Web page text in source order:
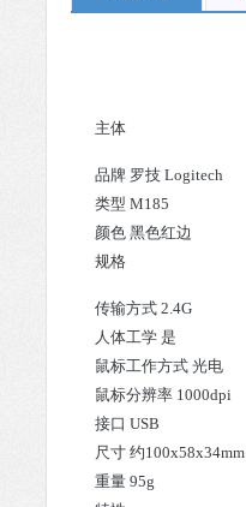
主体
品牌 罗技 Logitech
类型 M185
颜色 黑色红边
规格
传输方式 2.4G
人体工学 是
鼠标工作方式 光电
鼠标分辨率 1000dpi
接口 USB
尺寸 约100x58x34mm
重量 95g